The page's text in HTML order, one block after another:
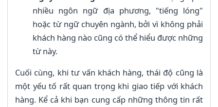
nhiều ngôn ngữ địa phương, "tiếng lóng"
hoặc từ ngữ chuyên ngành, bởi vì không phải
khách hàng nào cũng có thể hiểu được những
từ này.
Cuối cùng, khi tư vấn khách hàng, thái độ cũng là
một yếu tố rất quan trọng khi giao tiếp với khách
hàng. Kể cả khi bạn cung cấp những thông tin rất